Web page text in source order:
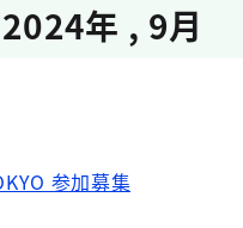
2024年 , 9月
参加募集